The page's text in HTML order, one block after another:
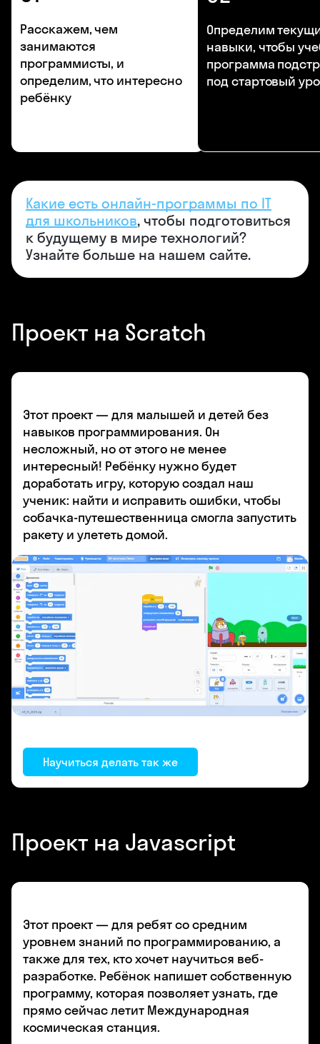
Расскажем, чем
занимаются
программисты, и
определим, что интересно
ребёнку
Определим
навыки, чтобы
программа
под стартовый
Какие есть онлайн-программы по IT
для школьников, чтобы подготовиться
к будущему в мире технологий?
Узнайте больше на нашем сайте.
Проект на Scratch
Этот проект — для малышей и детей без
навыков программирования. Он
несложный, но от этого не менее
интересный! Ребёнку нужно будет
доработать игру, которую создал наш
ученик: найти и исправить ошибки, чтобы
собачка-путешественница смогла запустить
ракету и улететь домой.
Научиться делать так же
Проект на Javascript
Этот проект — для ребят со средним
уровнем знаний по программированию, а
также для тех, кто хочет научиться веб-
разработке. Ребёнок напишет собственную
программу, которая позволяет узнать, где
прямо сейчас летит Международная
космическая станция.